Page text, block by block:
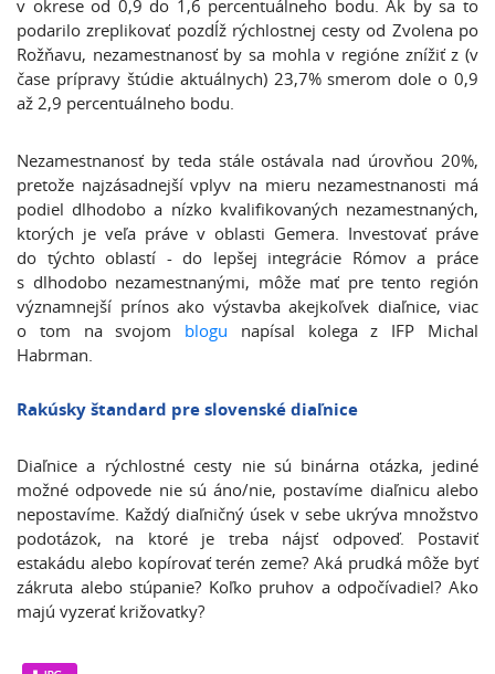
v okrese od 0,9 do 1,6 percentuálneho bodu. Ak by sa to
podarilo zreplikovať pozdĺž rýchlostnej cesty od Zvolena po
Rožňavu, nezamestnanosť by sa mohla v regióne znížiť z (v
čase prípravy štúdie aktuálnych) 23,7% smerom dole o 0,9
až 2,9 percentuálneho bodu.
Nezamestnanosť by teda stále ostávala nad úrovňou 20%,
pretože najzásadnejší vplyv na mieru nezamestnanosti má
podiel dlhodobo a nízko kvalifikovaných nezamestnaných,
ktorých je veľa práve v oblasti Gemera. Investovať práve
do týchto oblastí - do lepšej integrácie Rómov a práce
s dlhodobo nezamestnanými, môže mať pre tento región
významnejší prínos ako výstavba akejkoľvek diaľnice, viac
o tom na svojom blogu napísal kolega z IFP Michal
Habrman.
Rakúsky štandard pre slovenské diaľnice
Diaľnice a rýchlostné cesty nie sú binárna otázka, jediné
možné odpovede nie sú áno/nie, postavíme diaľnicu alebo
nepostavíme. Každý diaľničný úsek v sebe ukrýva množstvo
podotázok, na ktoré je treba nájsť odpoveď. Postaviť
estakádu alebo kopírovať terén zeme? Aká prudká môže byť
zákruta alebo stúpanie? Koľko pruhov a odpočívadiel? Ako
majú vyzerať križovatky?